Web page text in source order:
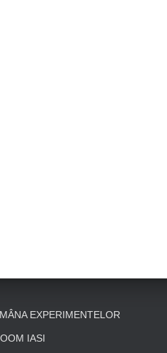
EXPERIMENTELOR
IASI